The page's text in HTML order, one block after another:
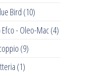
Bird (10)
- Oleo-Mac(4)
(9)
(1)